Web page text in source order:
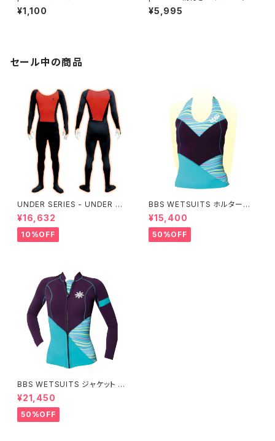
¥1,100
アーム用 ) オーシャンタータン
¥5,995
セール中の商品
UNDER SERIES - UNDER pe
rformance ALL+即暖
¥16,632
10%OFF
BBS WETSUITS ホルターネッ
クベスト 2mm【アウトレット】
¥15,400
50%OFF
BBS WETSUITS ジャケット 2
mm【アウトレット】
¥21,450
50%OFF